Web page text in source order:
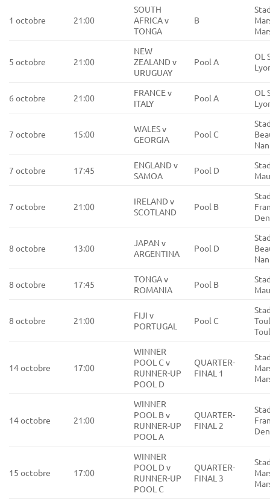
1 octobre 21:00
SOUTH
AFRICA v
TONGA
B
5 octobre 21:00
NEW
ZEALAND v
URUGUAY
Pool A
OL
6 octobre 21:00
FRANCE v
ITALY
Pool A
OL
7 octobre 15:00
WALES v
GEORGIA
Pool C
7 octobre 17:45
ENGLAND v
SAMOA
Pool D
7 octobre 21:00
IRELAND v
SCOTLAND
Pool B
8 octobre 13:00
JAPAN v
ARGENTINA
Pool D
8 octobre 17:45
TONGA v
ROMANIA
Pool B
8 octobre 21:00
FIJI v
PORTUGAL
Pool C
14 octobre 17:00
WINNER
POOL C v
RUNNER-UP
POOL D
QUARTER-
FINAL 1
14 octobre 21:00
WINNER
POOL B v
RUNNER-UP
POOL A
QUARTER-
FINAL 2
15 octobre 17:00
WINNER
POOL D v
RUNNER-UP
POOL C
QUARTER-
FINAL 3